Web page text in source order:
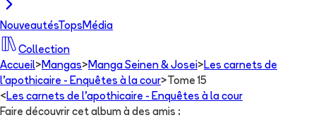
NouveautésTops Média
Collection
Accueil> Mangas> Manga Seinen & Josei> Les carnets de
l'apothicaire - Enquêtes à la cour> Tome 15
< Les carnets de l'apothicaire - Enquêtes à la cour
Faire découvrir cet album à des amis :